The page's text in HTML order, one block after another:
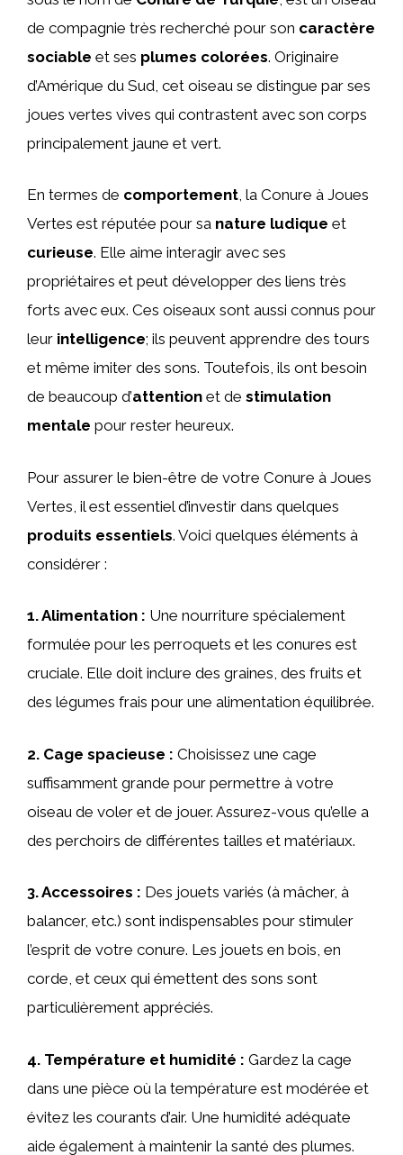
de compagnie très recherché pour son caractère
sociable et ses plumes colorées. Originaire
d’Amérique du Sud, cet oiseau se distingue par ses
joues vertes vives qui contrastent avec son corps
principalement jaune et vert.
En termes de comportement, la Conure à Joues
Vertes est réputée pour sa nature ludique et
curieuse. Elle aime interagir avec ses
propriétaires et peut développer des liens très
forts avec eux. Ces oiseaux sont aussi connus pour
leur intelligence; ils peuvent apprendre des tours
et même imiter des sons. Toutefois, ils ont besoin
de beaucoup d’attention et de stimulation
mentale pour rester heureux.
Pour assurer le bien-être de votre Conure à Joues
Vertes, il est essentiel d’investir dans quelques
produits essentiels. Voici quelques éléments à
considérer :
1.Alimentation : Une nourriture spécialement
formulée pour les perroquets et les conures est
cruciale. Elle doit inclure des graines, des fruits et
des légumes frais pour une alimentation équilibrée.
2. Cage spacieuse : Choisissez une cage
suffisamment grande pour permettre à votre
oiseau de voler et de jouer. Assurez-vous qu’elle a
des perchoirs de différentes tailles et matériaux.
3.Accessoires : Des jouets variés (à mâcher, à
balancer, etc.) sont indispensables pour stimuler
l’esprit de votre conure. Les jouets en bois, en
corde, et ceux qui émettent des sons sont
particulièrement appréciés.
4. Température et humidité : Gardez la cage
dans une pièce où la température est modérée et
évitez les courants d’air. Une humidité adéquate
aide également à maintenir la santé des plumes.